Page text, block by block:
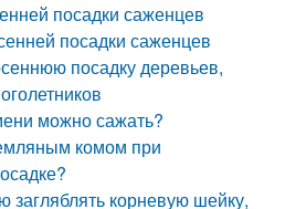
посадки саженцев
посадки саженцев
посадку деревьев,
можно сажать?
комом при
загляблять корневую шейку,